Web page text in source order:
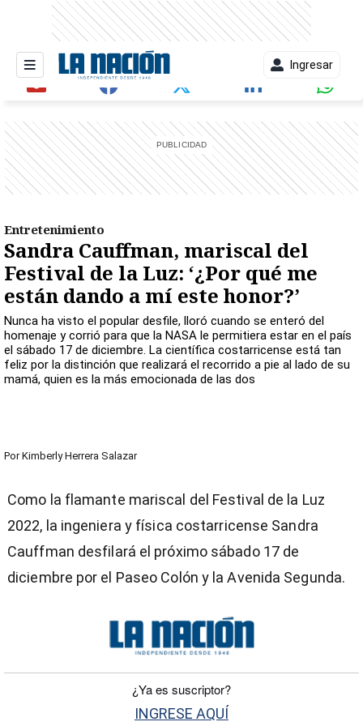
Ingresar
Entretenimiento
Sandra Cauffman, mariscal del
Festival de la Luz: ‘¿Por qué me
están dando a mí este honor?’
Nunca ha visto el popular desfile, lloró cuando se enteró del
homenaje y corrió para que la NASA le permitiera estar en el país
el sábado 17 de diciembre. La científica costarricense está tan
feliz por la distinción que realizará el recorrido a pie al lado de su
mamá, quien es la más emocionada de las dos
Por Kimberly Herrera Salazar
Como la flamante mariscal del Festival de la Luz
2022, la ingeniera y física costarricense Sandra
Cauffman desfilará el próximo sábado 17 de
diciembre por el Paseo Colón y la Avenida Segunda.